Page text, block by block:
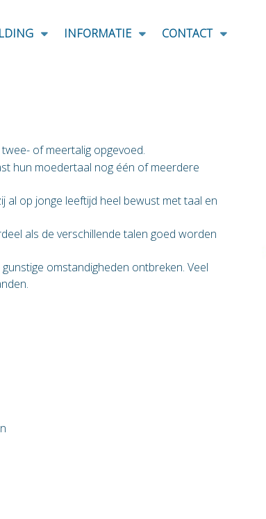
INFORMATIE CONTACT
of meertalig opgevoed.
hun moedertaal nog één of meerdere
al op jonge leeftijd heel bewust met taal en
als de verschillende talen goed worden
omstandigheden ontbreken. Veel